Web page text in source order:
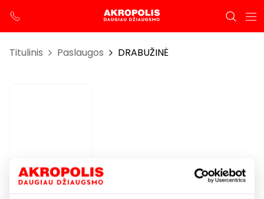
Titulinis Paslaugos DRABUŽINĖ
DRABUŽINĖ